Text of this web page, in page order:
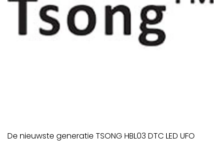
De nieuwste generatie TSONG HBL03 DTC LED UFO